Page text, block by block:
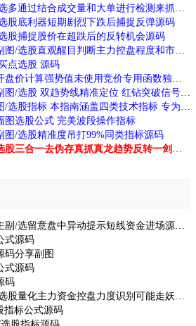
股底利器短期剧烈下跌后捕捉反弹源码
股捕捉股价在超跌后的反转机会源码
点选股 源码
图选股公式 完美波段操作指标
图/选股精准度吊打99%同类指标源码
式源码
码分享副图
式源码
码
指标公式源码